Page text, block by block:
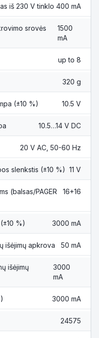
iš 230 V tinklo 400 mA
srovės
1500
mA
up to 8
320 g
(±10 %) 10.5 V
10.5…14 V DC
20 V AC, 50-60 Hz
slenkstis (±10 %) 11 V
(balsas/PAGER
16+16
%) 3000 mA
išėjimų apkrova 50 mA
išėjimų
3000
mA
3000 mA
24575